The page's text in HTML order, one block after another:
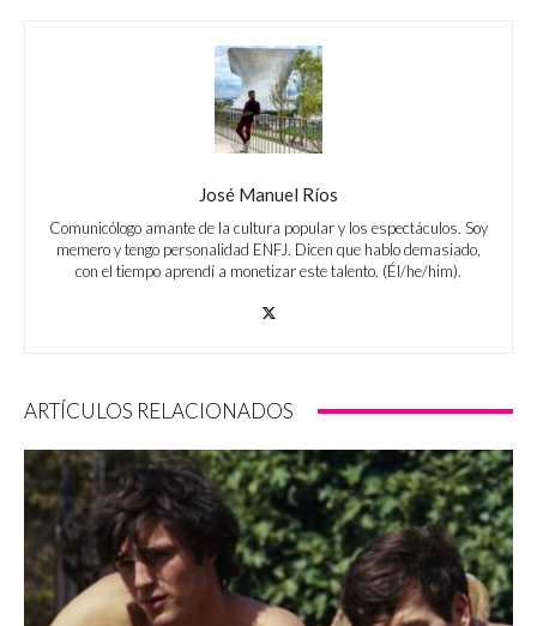
José Manuel Ríos
Comunicólogo amante de la cultura popular y los espectáculos. Soy
memero y tengo personalidad ENFJ. Dicen que hablo demasiado,
con el tiempo aprendí a monetizar este talento. (Él/he/him).
ARTÍCULOS RELACIONADOS